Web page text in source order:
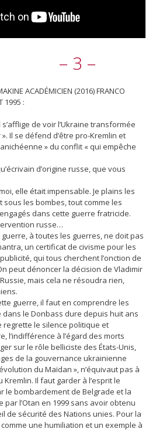
– 3 –
ACADÉMICIEN (2016) FRANCO
1995 :
de voir l’Ukraine transformée
Il se défend d’être pro-Kremlin et
» du conflit « qui empêche
d’origine russe, que vous
elle était impensable. Je plains les
les bombes, tout comme les
dans cette guerre fratricide.
russe…
à toutes les guerres, ne doit pas
un certificat de civisme pour les
qui tous cherchent l’onction de
peut dénoncer la décision de Vladimir
mais cela ne résoudra rien,
guerre, il faut en comprendre les
dans le Donbass dure depuis huit ans
regrette le silence politique et
l’indifférence à l’égard des morts
sur le rôle belliciste des États-Unis,
de la gouvernance ukrainienne
du Maïdan », n’équivaut pas à
Il faut garder à l’esprit le
le bombardement de Belgrade et la
par l’Otan en 1999 sans avoir obtenu
de sécurité des Nations unies. Pour la
une humiliation et un exemple à